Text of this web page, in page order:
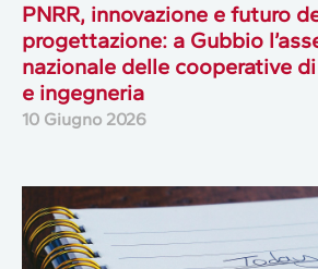
PNRR, innovazione e futuro
progettazione: a Gubbio
nazionale delle cooperative
e ingegneria
10 Giugno 2026